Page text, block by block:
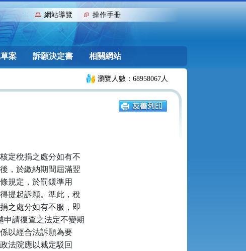
::: 網站導覽 操作手冊
案 訴願決定書 相關網站
瀏覽人數：68958067人
定稅捐之處分如有不
，於繳納期間屆滿翌
規定，於罰鍰準用
提起訴願。準此，稅
之處分如有不服，即
申請復查之法定不變期
以經合法訴願為要
法院應以裁定駁回